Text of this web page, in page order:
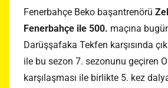
Fenerbahçe Beko başantrenörü
Fenerbahçe ile 500. maçına
Darüşşafaka Tekfen karşısında
ile bu sezon 7. sezonunu geçiren
karşılaşması ile birlikte 5. kez